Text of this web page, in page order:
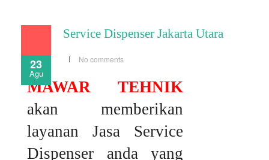
23
Agu
Service Dispenser Jakarta Utara
No comments
MAWAR TEHNIK
akan memberikan
layanan Jasa Service
Dispenser anda yang